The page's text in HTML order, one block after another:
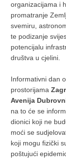
organizacijama i
promatranje
svemiru,
te podizanje
potencijalu
društva u cjelini.
Informativni dan
prostorijama
Avenija
na to će se
dionici koji ne
moći se
koji mogu fizički
poštujući